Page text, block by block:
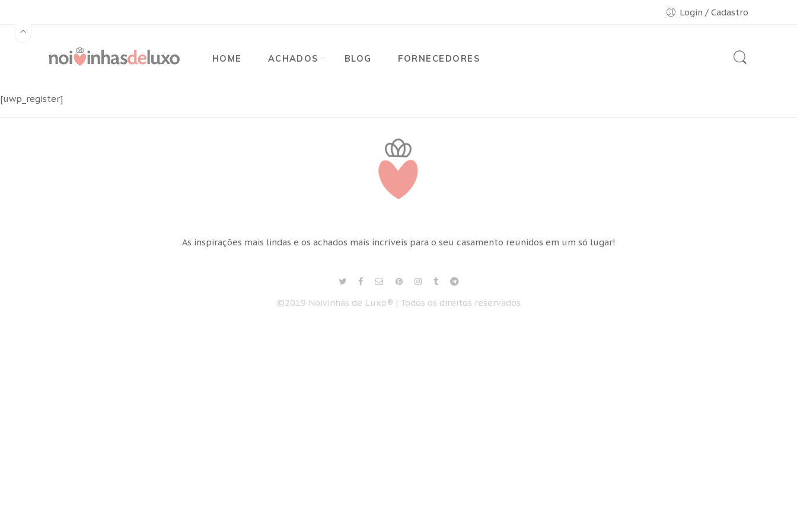
Login / Cadastro
HOME ACHADOS BLOG FORNECEDORES
[uwp_register]
As inspirações mais lindas e os achados mais incríveis para o seu casamento reunidos em um só lugar!
©2019 Noivinhas de Luxo® | Todos os direitos reservados